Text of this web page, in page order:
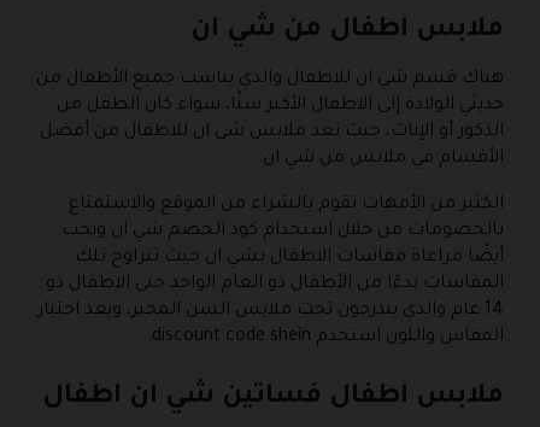
ملابس اطفال من شي ان
هناك قسم شي ان للاطفال والذي يناسب جميع الأطفال من
حديثي الولادة إلى الاطفال الأكبر سنًا، سواء كان الطفل من
الذكور أو الإناث، حيث تعد ملابس شي ان للاطفال من أفضل
الأقسام في ملابس من شي ان.
الكثير من الأمهات تقوم بالشراء من الموقع والاستمتاع
بالخصومات من خلال استخدام كود الخصم شي ان ويحب
أيضًا مراعاة مقاسات الاطفال بشي ان حيث تتراوح تلك
المقاسات بدءًا من الأطفال ذو العام الواحد حتى الاطفال ذو
14 عام والذي يندرجون تحت ملابس السن المحير، ويعد اختيار
المقاس واللون استخدم discount code shein.
ملابس اطفال فساتين شي ان اطفال